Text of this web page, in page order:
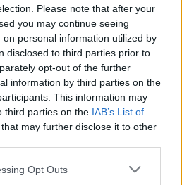
Please note that after your
you may continue seeing
personal information utilized by
disclosed to third parties prior to
opt-out of the further
information by third parties on the
This information may
third parties on the IAB’s List of
that may further disclose it to other
app uses one or more Google
Opt Outs
a friss hírekről a